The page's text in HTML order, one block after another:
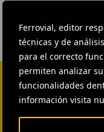
Ferrovial, editor
técnicas y de
para el correcto
permiten analizar
funcionalidades
información visita
CONTACTA CON
HEAD